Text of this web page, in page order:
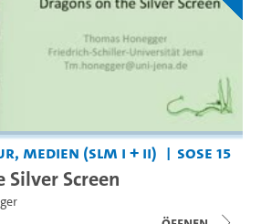
Medien (SLM I + II) SoSe 15
Screen